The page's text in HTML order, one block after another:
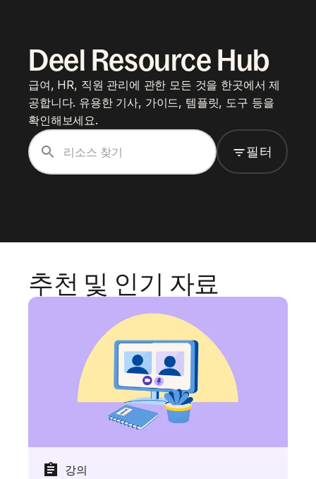
Deel Resource Hub
급여, HR, 직원 관리에 관한 모든 것을 한곳에서 제
공합니다. 유용한 기사, 가이드, 템플릿, 도구 등을
확인해보세요.
필터
추천 및 인기 자료
강의